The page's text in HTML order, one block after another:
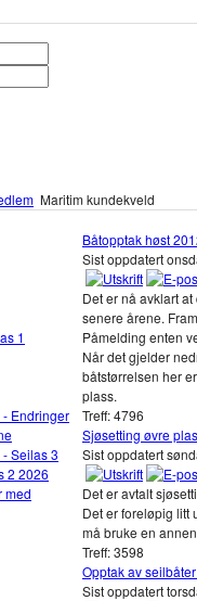
Maritim kundekveld
1
Endringer
Seilas 3
2 2026
med
Båtopptak høst
Sist oppdatert
Det er nå avklart
senere årene.
Påmelding enten
Når det gjelder
båtstørrelsen her
plass.
Treff: 4796
Sjøsetting øvre
Sist oppdatert
Det er avtalt
Det er foreløpig litt
må bruke en
Treff: 3598
Opptak av
Sist oppdatert